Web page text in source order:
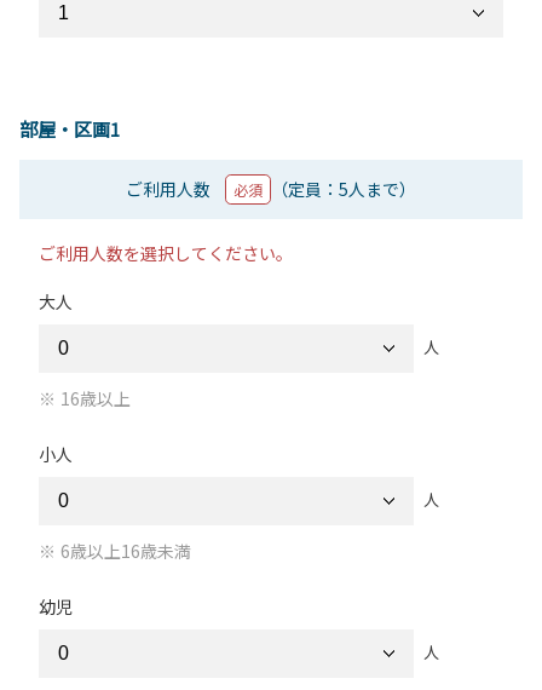
部屋・区画1
ご利用人数 必須 （定員：5人まで）
ご利用人数を選択してください。
大人
人
16歳以上
小人
人
6歳以上16歳未満
幼児
人